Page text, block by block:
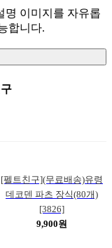
명 이미지를 자유롭
합니다.
[펠트친구](무료배송)유령
데코덴 파츠 장식(80개)
[3826]
9,900원